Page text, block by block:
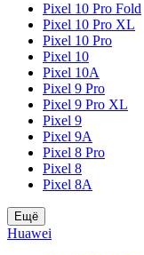
Pixel 10 Pro Fold
Pixel 10 Pro XL
Pixel 10 Pro
Pixel 10
Pixel 10A
Pixel 9 Pro
Pixel 9 Pro XL
Pixel 9
Pixel 9A
Pixel 8 Pro
Pixel 8
Pixel 8A
Ещё
Huawei